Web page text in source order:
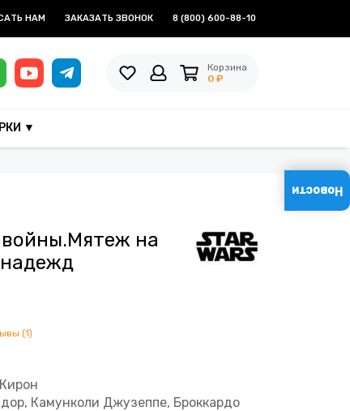
НАМ ЗАКАЗАТЬ ЗВОНОК 8 (800) 600-88-10
Корзина
0 ₽
▼
на
(1)
Камунколи Джузеппе, Броккардо
Новости